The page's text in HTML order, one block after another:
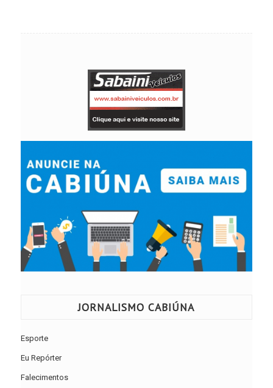
JORNALISMO CABIÚNA
Esporte
Eu Repórter
Falecimentos